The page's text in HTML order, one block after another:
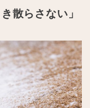
散らさない」